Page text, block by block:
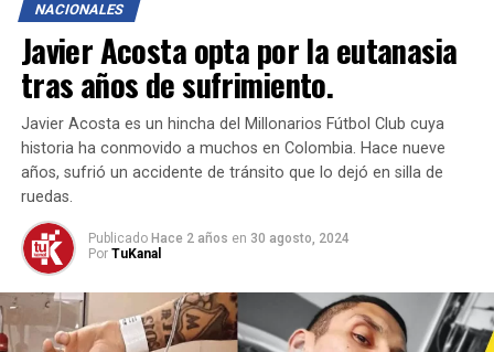
La mesa contará con la participación de ponentes
designados de diferentes partidos políticos, asegurando
una representación equilibrada de quienes están a favor
y en contra de la reforma. Entre los ponentes
coordinadores se encuentran María Eugenia Lopera
(Partido Liberal), Alexander Quevedo (Partido
Conservador), Alfredo Mondragón (Pacto Histórico) y
Camilo Ávila (Partido de la U). Estos coordinadores,
junto con los demás ponentes, trabajarán con las
entidades que representan a usuarios, asociaciones,
gremios, y demás actores involucrados en el sistema de
salud.
NACIONALES
Javier Acosta opta por la eutanasia
tras años de sufrimiento.
Javier Acosta es un hincha del Millonarios Fútbol Club cuya
historia ha conmovido a muchos en Colombia. Hace nueve
años, sufrió un accidente de tránsito que lo dejó en silla de
ruedas.
Publicado Hace 2 años en 30 agosto, 2024
Por TuKanal